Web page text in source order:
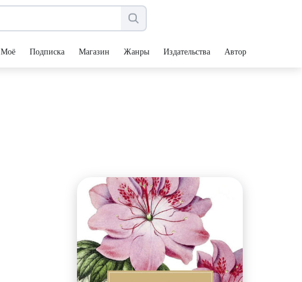
Моё Подписка Магазин Жанры Издательства Авторы